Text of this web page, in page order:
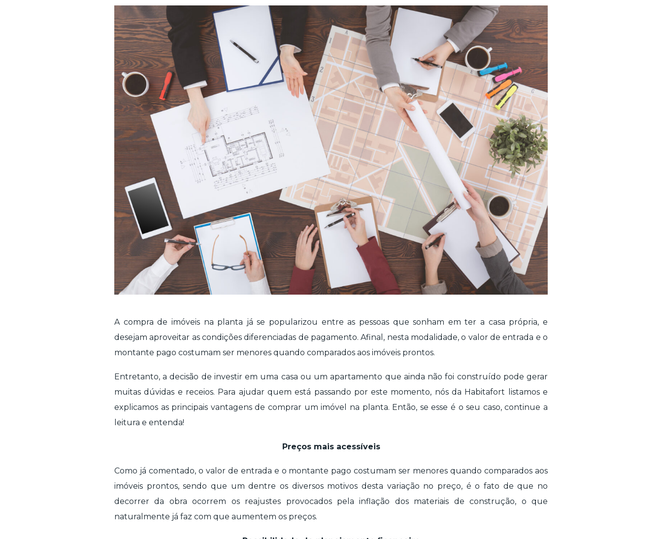
A compra de imóveis na planta já se popularizou entre as pessoas que sonham em ter a casa própria, e
desejam aproveitar as condições diferenciadas de pagamento. Afinal, nesta modalidade, o valor de entrada e o
montante pago costumam ser menores quando comparados aos imóveis prontos.
Entretanto, a decisão de investir em uma casa ou um apartamento que ainda não foi construído pode gerar
muitas dúvidas e receios. Para ajudar quem está passando por este momento, nós da Habitafort listamos e
explicamos as principais vantagens de comprar um imóvel na planta. Então, se esse é o seu caso, continue a
leitura e entenda!
Preços mais acessíveis
Como já comentado, o valor de entrada e o montante pago costumam ser menores quando comparados aos
imóveis prontos, sendo que um dentre os diversos motivos desta variação no preço, é o fato de que no
decorrer da obra ocorrem os reajustes provocados pela inflação dos materiais de construção, o que
naturalmente já faz com que aumentem os preços.